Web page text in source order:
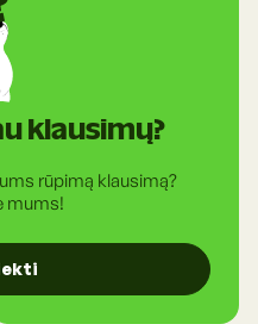
klausimų?
rūpimą klausimą?
mums!